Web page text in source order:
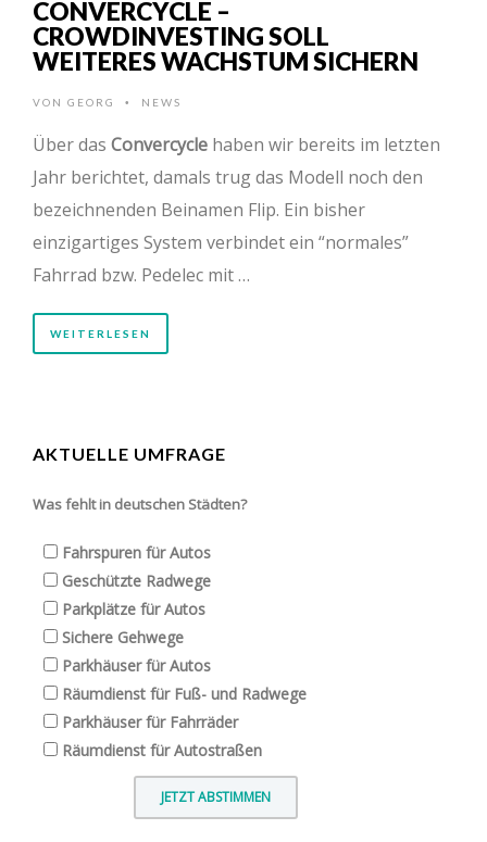
CONVERCYCLE –
CROWDINVESTING SOLL
WEITERES WACHSTUM SICHERN
VON GEORG • NEWS
Über das Convercycle haben wir bereits im letzten
Jahr berichtet, damals trug das Modell noch den
bezeichnenden Beinamen Flip. Ein bisher
einzigartiges System verbindet ein “normales”
Fahrrad bzw. Pedelec mit …
WEITERLESEN
AKTUELLE UMFRAGE
Was fehlt in deutschen Städten?
Fahrspuren für Autos
Geschützte Radwege
Parkplätze für Autos
Sichere Gehwege
Parkhäuser für Autos
Räumdienst für Fuß- und Radwege
Parkhäuser für Fahrräder
Räumdienst für Autostraßen